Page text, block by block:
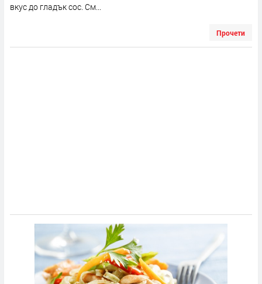
вкус до гладък сос. См...
Прочети